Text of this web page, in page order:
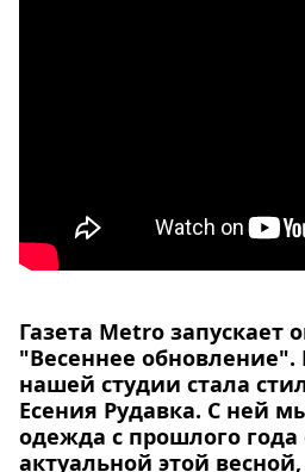
Metro
Газета Metro запускает
"Весеннее
нашей студии стала
Есения Рудавка. С ней
одежда с прошлого года
актуальной этой